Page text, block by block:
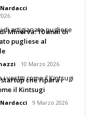
Minerva: 10 anni di
pugliese al
10 Marzo 2026
che ripara i
il Kintsugi
9 Marzo 2026